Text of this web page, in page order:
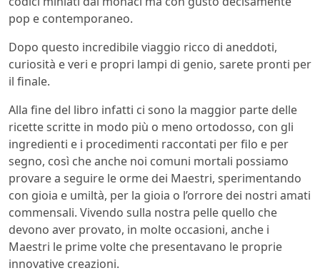
pop e contemporaneo.
Dopo questo incredibile viaggio ricco di aneddoti,
curiosità e veri e propri lampi di genio, sarete pronti per
il finale.
Alla fine del libro infatti ci sono la maggior parte delle
ricette scritte in modo più o meno ortodosso, con gli
ingredienti e i procedimenti raccontati per filo e per
segno, così che anche noi comuni mortali possiamo
provare a seguire le orme dei Maestri, sperimentando
con gioia e umiltà, per la gioia o l’orrore dei nostri amati
commensali. Vivendo sulla nostra pelle quello che
devono aver provato, in molte occasioni, anche i
Maestri le prime volte che presentavano le proprie
innovative creazioni.